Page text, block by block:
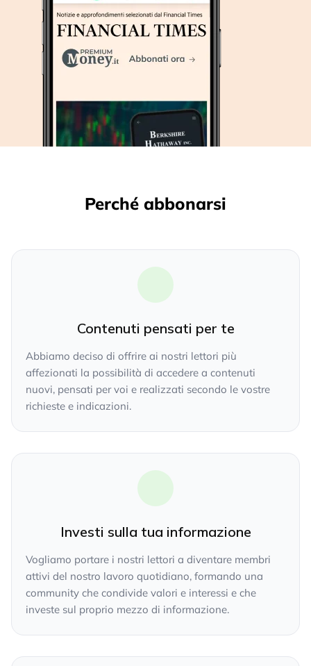
Perché abbonarsi
Contenuti pensati per te
Abbiamo deciso di offrire ai nostri lettori più
affezionati la possibilità di accedere a contenuti
nuovi, pensati per voi e realizzati secondo le vostre
richieste e indicazioni.
Investi sulla tua informazione
Vogliamo portare i nostri lettori a diventare membri
attivi del nostro lavoro quotidiano, formando una
community che condivide valori e interessi e che
investe sul proprio mezzo di informazione.